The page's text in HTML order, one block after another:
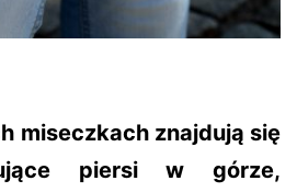
miseczkach znajdują się
piersi w górze,